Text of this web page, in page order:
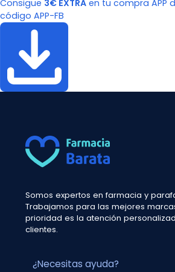
Consigue 3€ EXTRA en tu compra APP
código APP-FB
Somos expertos en farmacia y
Trabajamos para las mejores
prioridad es la atención
clientes.
¿Necesitas ayuda?